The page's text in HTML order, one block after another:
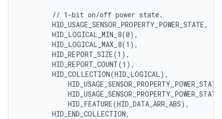
        // 1-bit on/off power state.
        HID_USAGE_SENSOR_PROPERTY_POWER_STATE,
        HID_LOGICAL_MIN_8(0),
        HID_LOGICAL_MAX_8(1),
        HID_REPORT_SIZE(1),
        HID_REPORT_COUNT(1),
        HID_COLLECTION(HID_LOGICAL),
            HID_FEATURE(HID_DATA_ARR_ABS),
        HID_END_COLLECTION,